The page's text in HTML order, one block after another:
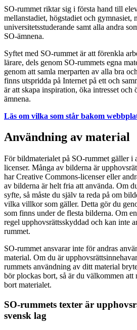
SO-rummet riktar sig i första hand till
mellanstadiet, högstadiet och gymnasiet,
universitetsstuderande samt alla andra
SO-ämnena.
Syftet med SO-rummet är att förenkla
lärare, dels genom SO-rummets egna
genom att samla merparten av alla bra
finns utspridda på Internet på ett och
är att skapa inspiration, öka intresset
ämnena.
Läs om vilka som står bakom
Användning av material
För bildmaterialet på SO-rummet gäller i
licenser. Många av bilderna är
har Creative Commons-licenser eller
av bilderna är helt fria att använda. Om
syfte, så måste du själv ta reda på om
vilka villkor som gäller. Detta gör du
som finns under de flesta bilderna. Om
regel upphovsrättsskyddad och kan inte
rummet.
SO-rummet ansvarar inte för andras
material. Om du är
rummets användning av ditt material
bör plockas bort, så är du välkommen att
bort materialet.
SO-rummets texter är
svensk lag